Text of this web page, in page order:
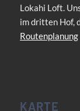
Lokahi Loft.
im dritten Hof,
Routenplanung
KARTE